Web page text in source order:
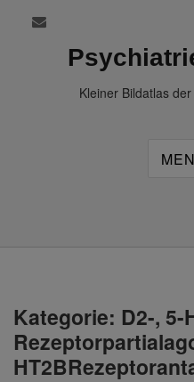
Kleiner Bildatlas
Kategorie: D2-, 5-